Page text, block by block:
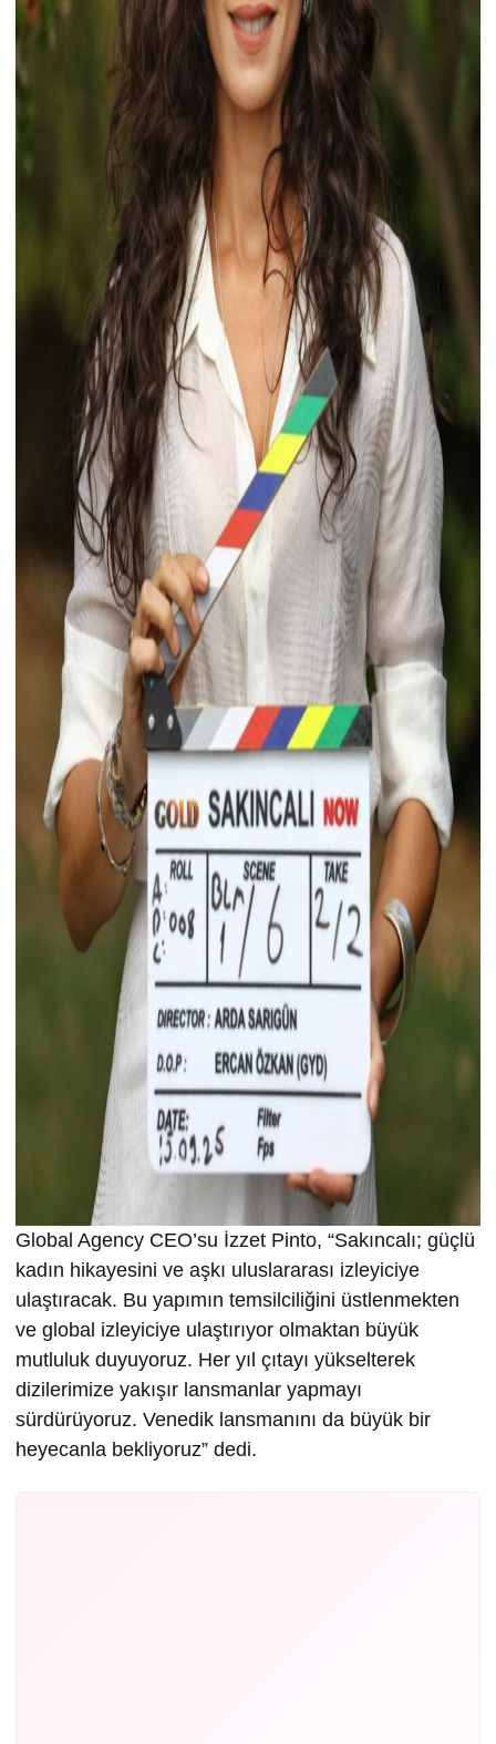
Global Agency CEO’su İzzet Pinto, “Sakıncalı; güçlü
kadın hikayesini ve aşkı uluslararası izleyiciye
ulaştıracak. Bu yapımın temsilciliğini üstlenmekten
ve global izleyiciye ulaştırıyor olmaktan büyük
mutluluk duyuyoruz. Her yıl çıtayı yükselterek
dizilerimize yakışır lansmanlar yapmayı
sürdürüyoruz. Venedik lansmanını da büyük bir
heyecanla bekliyoruz” dedi.